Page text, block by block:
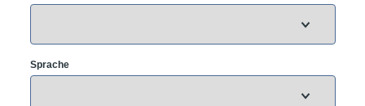
Sprache